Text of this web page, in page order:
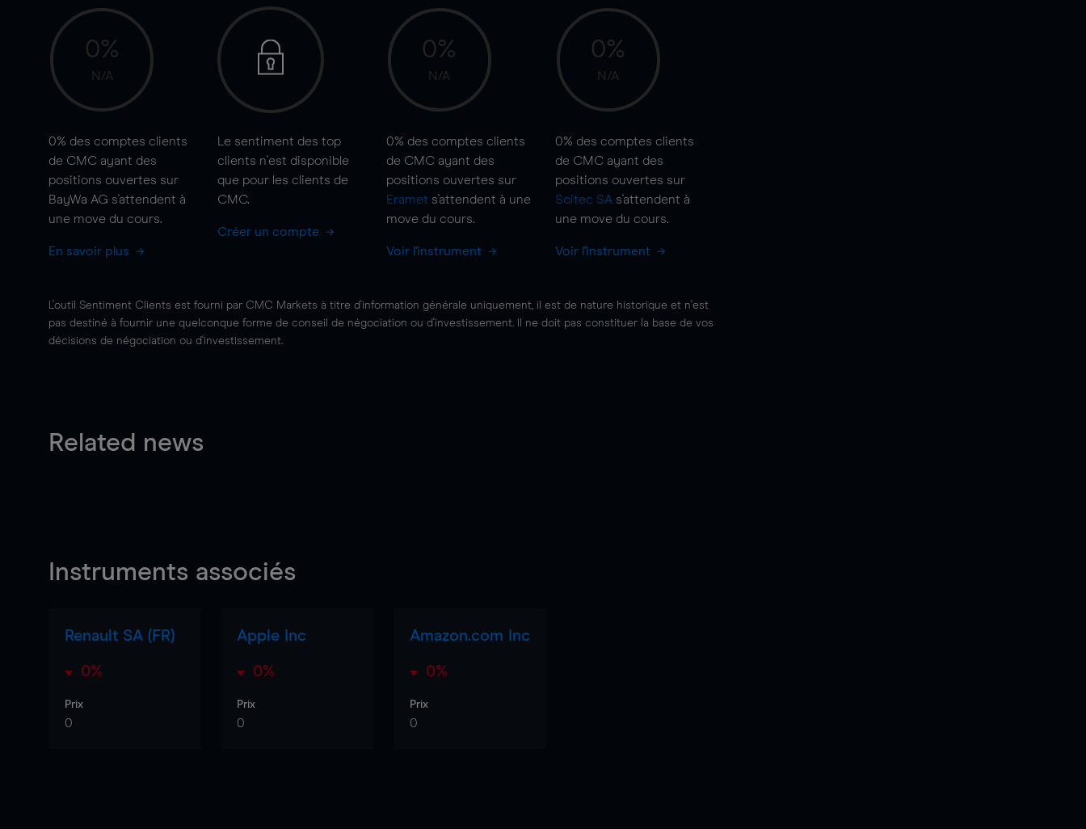
0%
N/A
0% des comptes clients
de CMC ayant des
positions ouvertes sur
BayWa AG s'attendent à
une move du cours.
En savoir plus
Le sentiment des top
clients n'est disponible
que pour les clients de
CMC.
Créer un compte
0%
N/A
0% des comptes clients
de CMC ayant des
positions ouvertes sur
Eramet s'attendent à une
move du cours.
Voir l'instrument
0%
N/A
0% des comptes clients
de CMC ayant des
positions ouvertes sur
Soitec SA s'attendent à
une move du cours.
Voir l'instrument
L'outil Sentiment Clients est fourni par CMC Markets à titre d'information générale uniquement, il est de nature historique et n'est
pas destiné à fournir une quelconque forme de conseil de négociation ou d'investissement. Il ne doit pas constituer la base de vos
décisions de négociation ou d'investissement.
Related news
Instruments associés
Renault SA (FR)
0%
Prix
0
Apple Inc
0%
Prix
0
Amazon.com Inc
0%
Prix
0